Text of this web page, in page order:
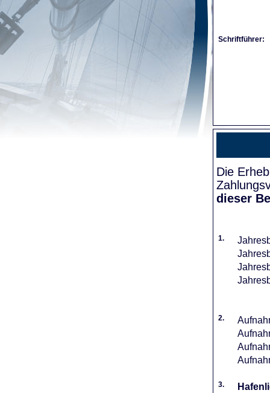
Schriftführer:
Die
dieser
1.
2.
3.